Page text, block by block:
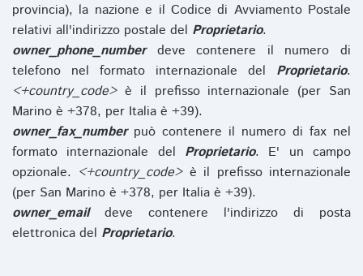
provincia), la nazione e il Codice di Avviamento Postale
relativi all'indirizzo postale del Proprietario.
owner_phone_numberdeve contenere il numero di
telefono nel formato internazionale del Proprietario.
<+country_code>è il prefisso internazionale (per San
Marino è +378, per Italia è +39).
owner_fax_numberpuò contenere il numero di fax nel
formato internazionale del Proprietario. E' un campo
opzionale. <+country_code>è il prefisso internazionale
(per San Marino è +378, per Italia è +39).
owner_emaildeve contenere l'indirizzo di posta
elettronica del Proprietario.